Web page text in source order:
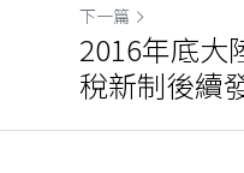
下一篇
2016年底大
稅新制後續